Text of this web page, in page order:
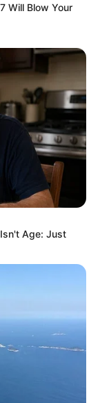
Will Blow Your
Age: Just